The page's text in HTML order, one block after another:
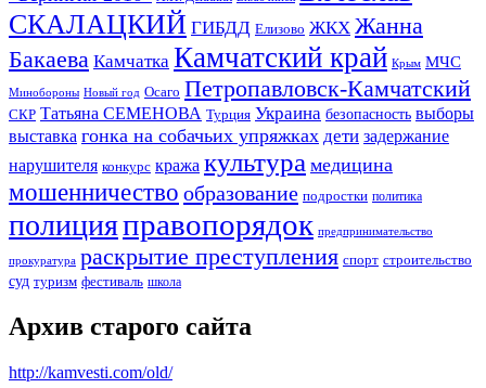
СКАЛАЦКИЙ ГИБДД Елизово ЖКХ Жанна
Бакаева Камчатка Камчатский край Крым МЧС
Минобороны Новый год Осаго Петропавловск-Камчатский
СКР Татьяна СЕМЕНОВА Турция Украина безопасность выборы
выставка гонка на собачьих упряжках дети задержание
нарушителя конкурс кража культура медицина
мошенничество образование подростки политика
полицияправопорядок предпринимательство
прокуратура раскрытие преступления спорт строительство
суд туризм фестиваль школа
Архив старого сайта
http://kamvesti.com/old/